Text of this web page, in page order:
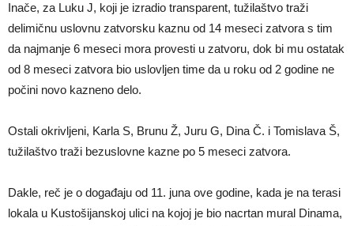
Inače, za Luku J, koji je izradio transparent, tužilaštvo traži
delimičnu uslovnu zatvorsku kaznu od 14 meseci zatvora s tim
da najmanje 6 meseci mora provesti u zatvoru, dok bi mu ostatak
od 8 meseci zatvora bio uslovljen time da u roku od 2 godine ne
počini novo kazneno delo.
Ostali okrivljeni, Karla S, Brunu Ž, Juru G, Dina Č. i Tomislava Š,
tužilaštvo traži bezuslovne kazne po 5 meseci zatvora.
Dakle, reč je o događaju od 11. juna ove godine, kada je na terasi
lokala u Kustošijanskoj ulici na kojoj je bio nacrtan mural Dinama,